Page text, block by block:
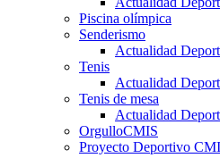
Piscina olímpica
Senderismo
Actualidad
Tenis
Actualidad
Tenis de mesa
Actualidad
OrgulloCMIS
Proyecto Deportivo